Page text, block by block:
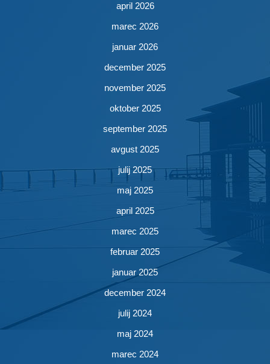
april 2026
marec 2026
januar 2026
december 2025
november 2025
oktober 2025
september 2025
avgust 2025
julij 2025
maj 2025
april 2025
marec 2025
februar 2025
januar 2025
december 2024
julij 2024
maj 2024
marec 2024